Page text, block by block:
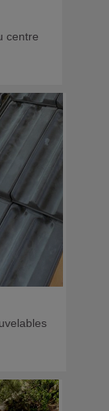
centre